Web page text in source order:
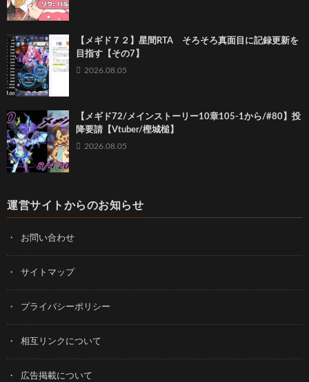
【メギド７２】星間RTA そろそろ真面目に記録更新を
目指す【その7】
2026.08.05
【メギド72/メインストーリー10章105-1から/#80】投
降要請【Vtuber/樫城槌】
2026.08.05
運営サイトからのお知らせ
お問い合わせ
サイトマップ
プライバシーポリシー
相互リンクについて
広告掲載について